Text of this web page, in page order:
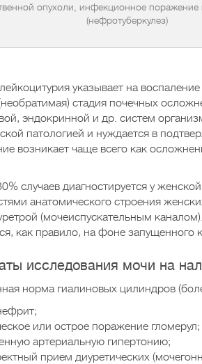
опухоли, инфекционное поражение
(нефротуберкулез)
указывает на
стадия почечных
эндокринной и др. систем
патологией и нуждается в
возникает чаще всего как
случаев диагностируется у
анатомического строения
(мочеиспускательным
как правило, на фоне запущенного
исследования мочи на
норма гиалиновых цилиндров
или острое поражение гломерул;
артериальную гипертонию;
прием диуретических